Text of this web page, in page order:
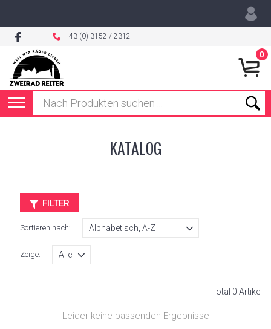
+43 (0) 3152 / 2312
0
KATALOG
FILTER
Sortieren nach:
Zeige:
Total 0 Artikel
Leider keine passenden Ergebnisse